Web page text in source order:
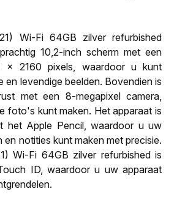
Wi-Fi 64GB zilver refurbished
10,2-inch scherm met een
x 2160 pixels, waardoor u kunt
en levendige beelden. Bovendien is
met een 8-megapixel camera,
foto's kunt maken. Het apparaat is
het Apple Pencil, waardoor u uw
en notities kunt maken met precisie.
Wi-Fi 64GB zilver refurbished is
ID, waardoor u uw apparaat